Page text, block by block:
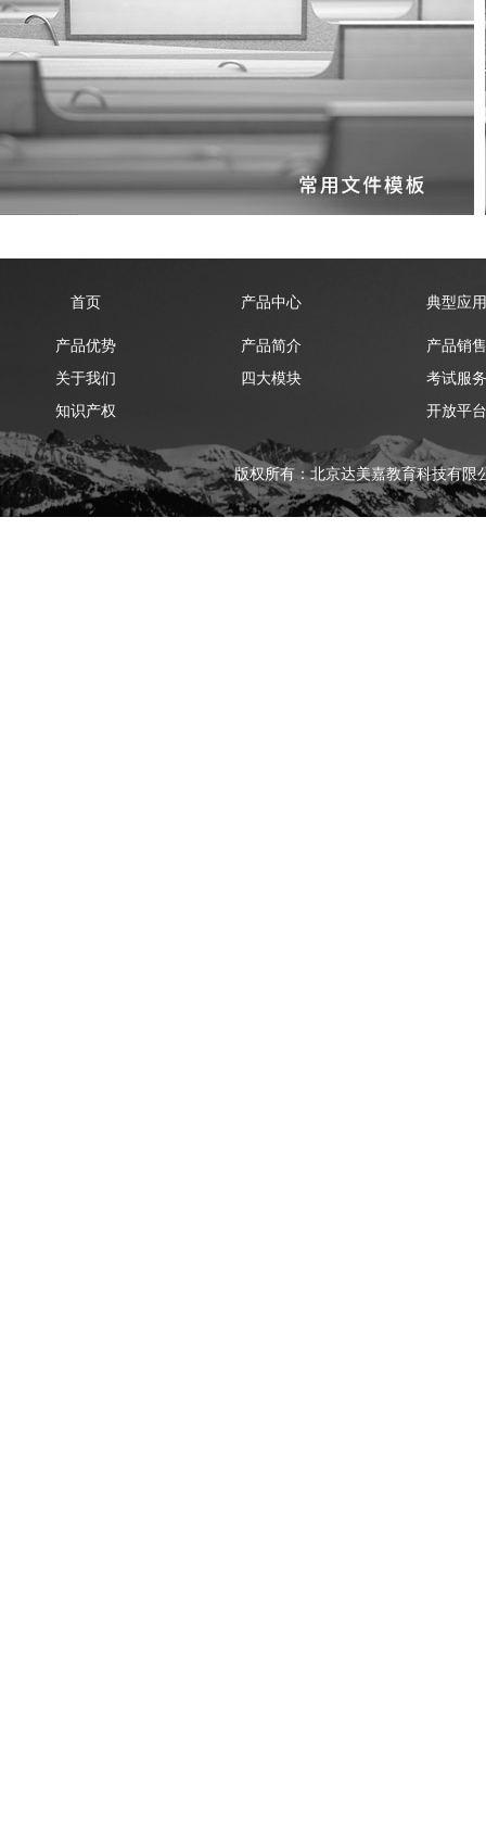
首页
产品优势
关于我们
知识产权
产品中心
产品简介
四大模块
典型应用
产品销售
考试服务
开放平台
版权所有：北京达美嘉教育科技有限